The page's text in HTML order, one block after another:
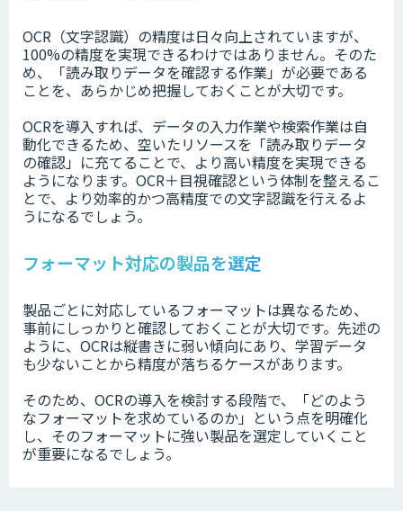
OCR（文字認識）の精度は日々向上されていますが、
100%の精度を実現できるわけではありません。そのた
め、「読み取りデータを確認する作業」が必要である
ことを、あらかじめ把握しておくことが大切です。
OCRを導入すれば、データの入力作業や検索作業は自
動化できるため、空いたリソースを「読み取りデータ
の確認」に充てることで、より高い精度を実現できる
ようになります。OCR＋目視確認という体制を整えるこ
とで、より効率的かつ高精度での文字認識を行えるよ
うになるでしょう。
フォーマット対応の製品を選定
製品ごとに対応しているフォーマットは異なるため、
事前にしっかりと確認しておくことが大切です。先述の
ように、OCRは縦書きに弱い傾向にあり、学習データ
も少ないことから精度が落ちるケースがあります。
そのため、OCRの導入を検討する段階で、「どのよう
なフォーマットを求めているのか」という点を明確化
し、そのフォーマットに強い製品を選定していくこと
が重要になるでしょう。